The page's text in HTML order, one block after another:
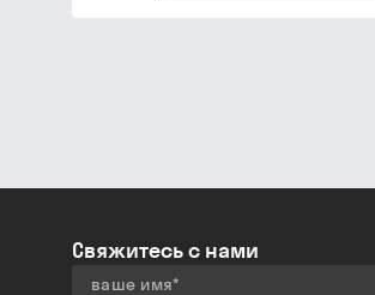
Свяжитесь с нами
ваше имя*